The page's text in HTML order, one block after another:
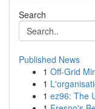
Search
Published News
1 Off-Grid
1
1 ez96: The